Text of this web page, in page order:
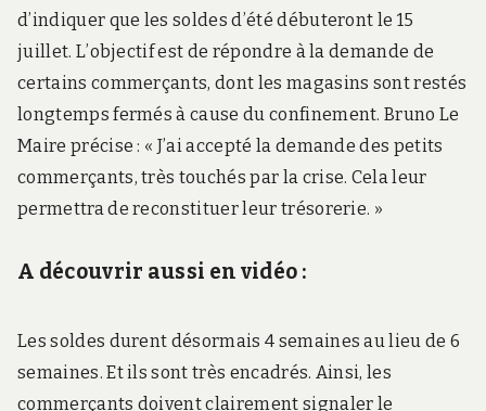
d’indiquer que les soldes d’été débuteront le 15
juillet. L’objectif est de répondre à la demande de
certains commerçants, dont les magasins sont restés
longtemps fermés à cause du confinement. Bruno Le
Maire précise : « J’ai accepté la demande des petits
commerçants, très touchés par la crise. Cela leur
permettra de reconstituer leur trésorerie. »
A découvrir aussi en vidéo :
Les soldes durent désormais 4 semaines au lieu de 6
semaines. Et ils sont très encadrés. Ainsi, les
commerçants doivent clairement signaler le